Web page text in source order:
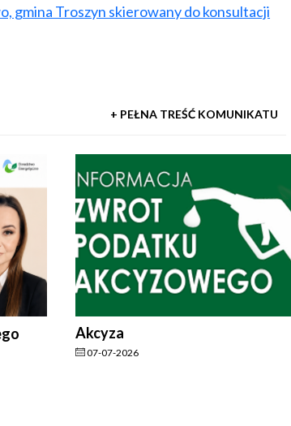
gmina Troszyn skierowany do konsultacji
+ PEŁNA TREŚĆ KOMUNIKATU
Akcyza
07-07-2026